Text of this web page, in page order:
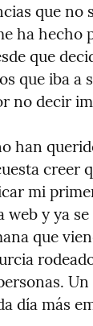
que no
ha hecho
que
que iba a
no decir
han
creer
mi
web y ya se
que
día más